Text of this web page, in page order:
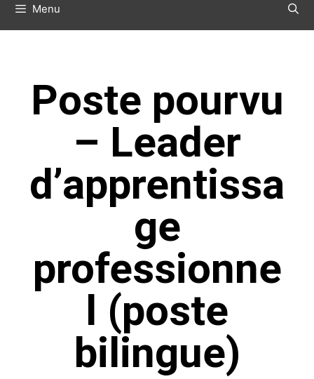
Menu
Poste pourvu
– Leader
d’apprentissa
ge
professionne
l (poste
bilingue)